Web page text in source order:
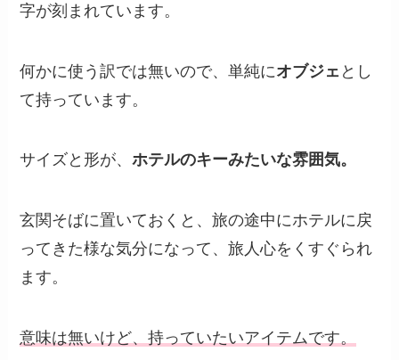
字が刻まれています。
何かに使う訳では無いので、単純にオブジェ とし
て持っています。
サイズと形が、ホテルのキーみたいな雰囲気。
玄関そばに置いておくと、旅の途中にホテルに戻
ってきた様な気分になって、旅人心をくすぐられ
ます。
意味は無いけど、持っていたいアイテムです。